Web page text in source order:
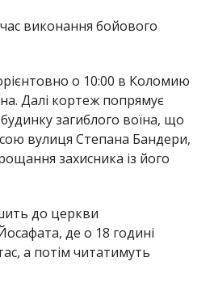
виконання бойового
о 10:00 в Коломию
Далі кортеж попрямує
загиблого воїна, що
вулиця Степана Бандери,
захисника із його
до церкви
де о 18 годині
а потім читатимуть